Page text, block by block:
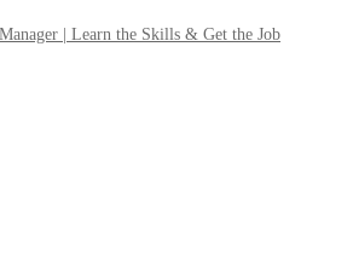
| Learn the Skills & Get the Job